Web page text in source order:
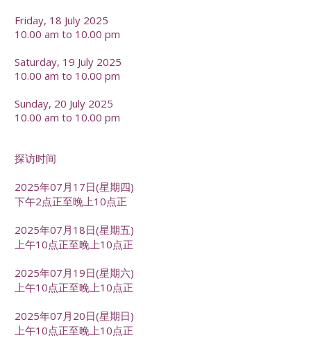
Friday, 18 July 2025
10.00 am to 10.00 pm
Saturday, 19 July 2025
10.00 am to 10.00 pm
Sunday, 20 July 2025
10.00 am to 10.00 pm
探访时间
2025年07月17日(星期四)
下午2点正至晚上10点正
2025年07月18日(星期五)
上午10点正至晚上10点正
2025年07月19日(星期六)
上午10点正至晚上10点正
2025年07月20日(星期日)
上午10点正至晚上10点正